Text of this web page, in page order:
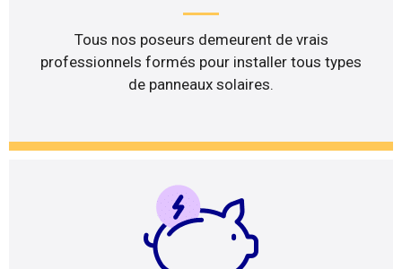
Tous nos poseurs demeurent de vrais
professionnels formés pour installer tous types
de panneaux solaires.